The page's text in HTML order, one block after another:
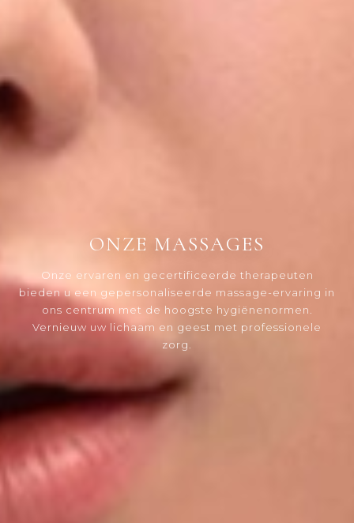
ONZE MASSAGES
Onze ervaren en gecertificeerde therapeuten
bieden u een gepersonaliseerde massage-ervaring in
ons centrum met de hoogste hygiënenormen.
Vernieuw uw lichaam en geest met professionele
zorg.